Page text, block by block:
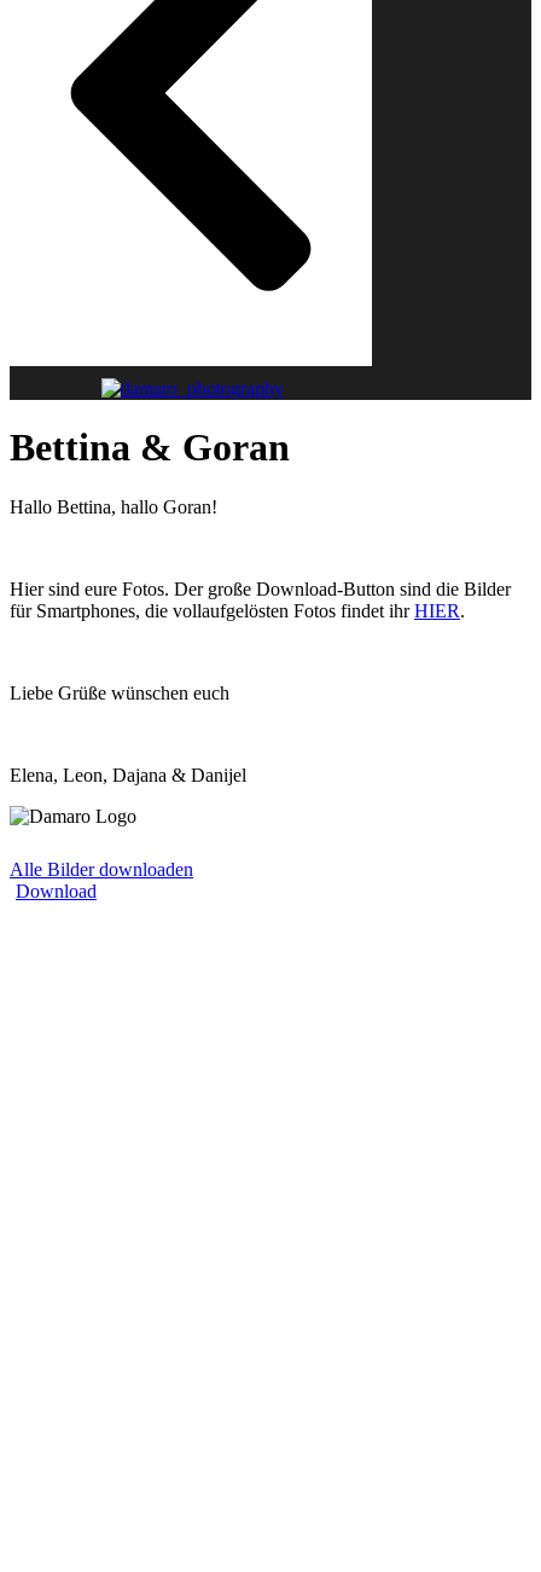
Bettina & Goran
Hallo Bettina, hallo Goran!
Hier sind eure Fotos. Der große Download-Button sind die Bilder
für Smartphones, die vollaufgelösten Fotos findet ihrHIER.
Liebe Grüße wünschen euch
Elena, Leon, Dajana & Danijel
Alle Bilder downloaden
Download